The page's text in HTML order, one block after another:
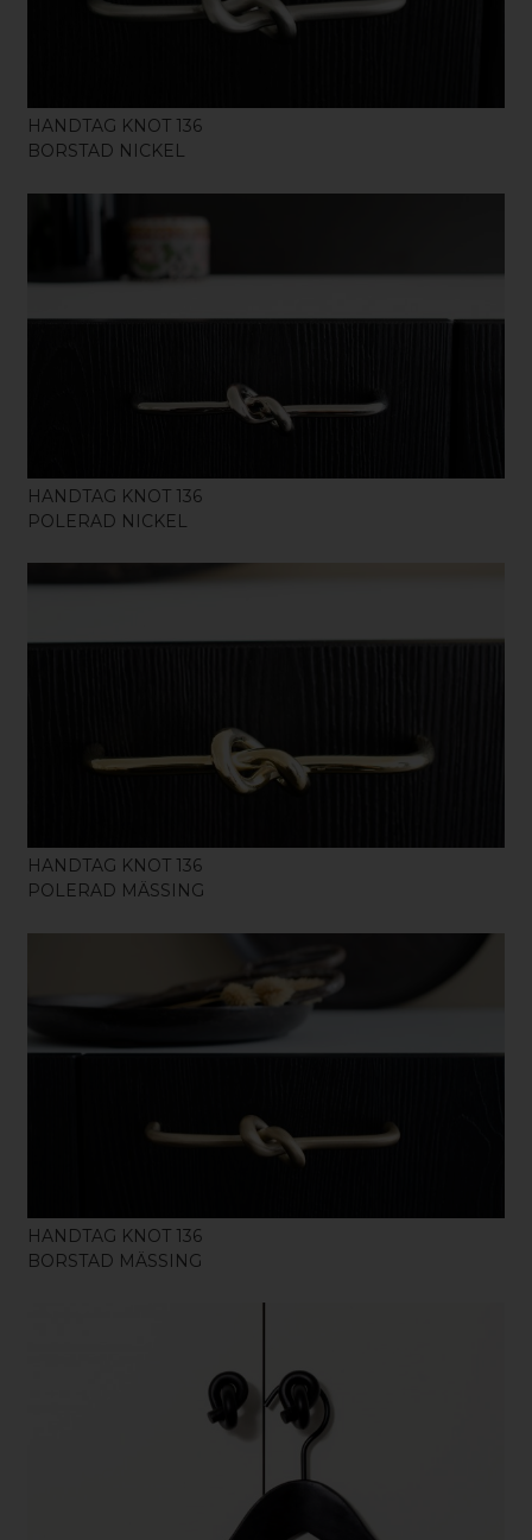
HANDTAG KNOT 136
BORSTAD NICKEL
HANDTAG KNOT 136
POLERAD NICKEL
HANDTAG KNOT 136
POLERAD MÄSSING
HANDTAG KNOT 136
BORSTAD MÄSSING